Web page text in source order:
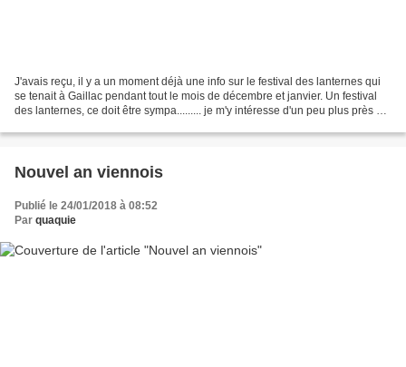
J'avais reçu, il y a un moment déjà une info sur le festival des lanternes qui
se tenait à Gaillac pendant tout le mois de décembre et janvier. Un festival
des lanternes, ce doit être sympa......... je m'y intéresse d'un peu plus près et
Nouvel an viennois
Publié le 24/01/2018 à 08:52
Par quaquie